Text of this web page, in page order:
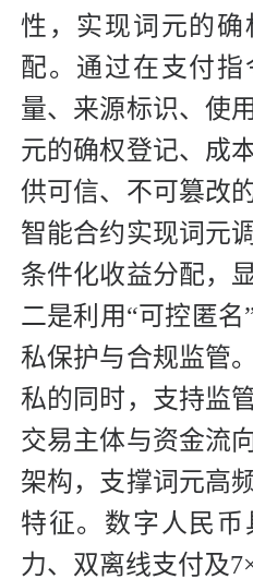
性，实现词元的
配。通过在支付
量、来源标识、使
元的确权登记、成
供可信、不可篡改
智能合约实现词元
条件化收益分配，
二是利用“可控匿
私保护与合规监管
私的同时，支持监
交易主体与资金流
架构，支撑词元高
特征。数字人民
力、双离线支付及